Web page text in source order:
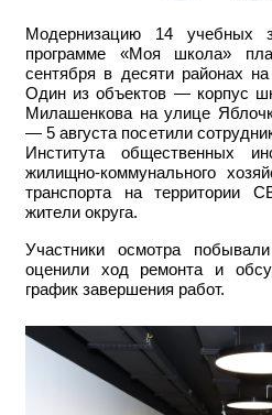
Модернизацию 14 учебных
программе «Моя школа»
сентября в десяти районах
Один из объектов — корпус
Милашенкова на улице
— 5 августа посетили
Института общественных
жилищно-коммунального
транспорта на территории
жители округа.
Участники осмотра
оценили ход ремонта и
график завершения работ.